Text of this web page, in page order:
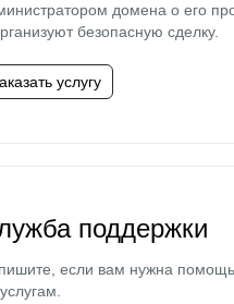
домена о его
безопасную сделку.
услугу
поддержки
если вам нужна помощь